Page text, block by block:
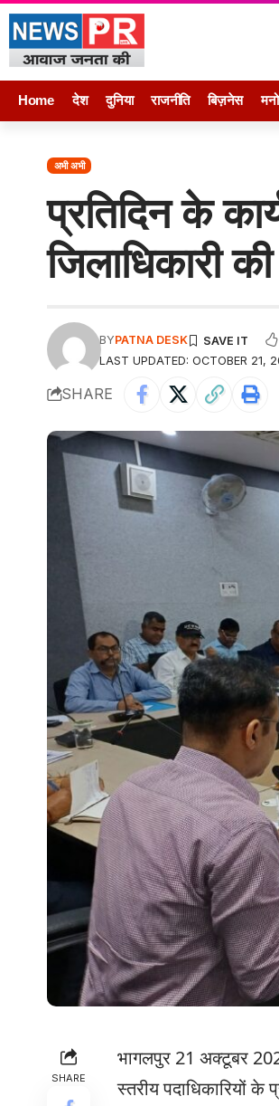
Home देश दुनिया राजनीति बिज़नेस
अभी अभी
प्रतिदिन के
जिलाधिकारी
LAST UPDATED: OCTOBER 21,
BYPATNA DESK
SHARE
SHARE
भागलपुर 21 अक्टूबर
स्तरीय पदाधिकारियों